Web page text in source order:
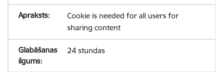
Cookie is needed for all users for
sharing content
24 stundas